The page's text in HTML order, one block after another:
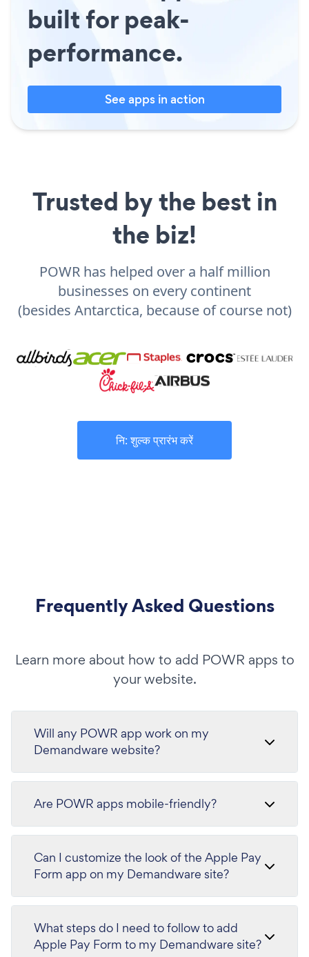
built for peak-
performance.
See apps in action
Trusted by the best in
the biz!
POWR has helped over a half million
businesses on every continent
(besides Antarctica, because of course not)
नि: शुल्क प्रारंभ करें
Frequently Asked Questions
Learn more about how to add POWR apps to
your website.
Will any POWR app work on my
Demandware website?
Are POWR apps mobile-friendly?
Can I customize the look of the Apple Pay
Form app on my Demandware site?
What steps do I need to follow to add
Apple Pay Form to my Demandware site?